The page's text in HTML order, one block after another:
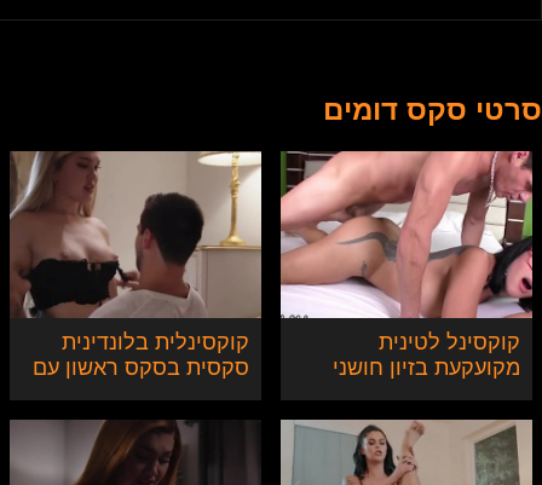
סרטי סקס דומים
קוקסינל לטינית
מקועקעת בזיון חושני
קוקסינלית בלונדינית
סקסית בסקס ראשון עם